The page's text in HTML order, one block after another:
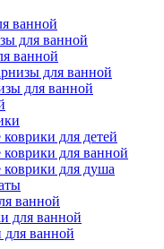
ванной
для ванной
ванной
для ванной
для ванной
для детей
для ванной
для душа
ванной
для ванной
ванной